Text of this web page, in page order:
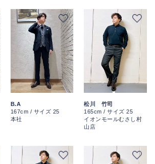
B.A
167cm / サイズ 25
本社
松川 竹司
165cm / サイズ 25
イオンモールむさし村
山店